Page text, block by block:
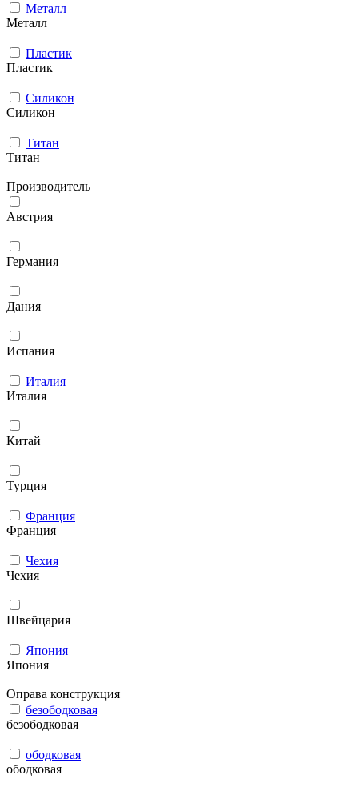
Металл
Металл
Пластик
Пластик
Силикон
Силикон
Титан
Титан
Производитель
Австрия
Германия
Дания
Испания
Италия
Италия
Китай
Турция
Франция
Франция
Чехия
Чехия
Швейцария
Япония
Япония
Оправа конструкция
безободковая
безободковая
ободковая
ободковая